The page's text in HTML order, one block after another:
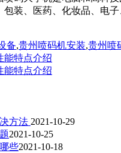
装、医药、化妆品、电
备,贵州喷码机安装,贵州喷
能特点介绍
能特点介绍
方法 2021-10-29
2021-10-25
些2021-10-18